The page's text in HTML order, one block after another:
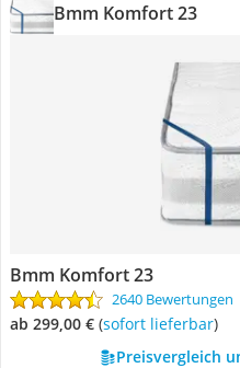
Bmm Komfort 23
Bmm Komfort 23
2640 Bewertungen
ab 299,00 € ( Sofort lieferbar)
Preisvergleich